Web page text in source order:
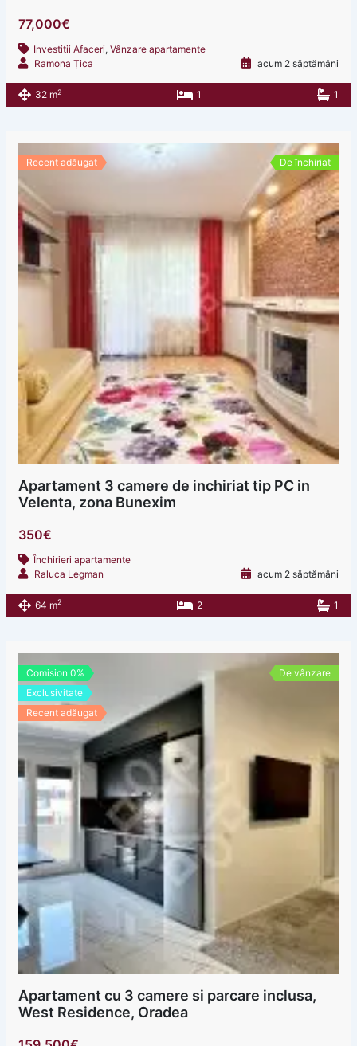
77,000€
Investitii Afaceri, Vânzare apartamente
Ramona Țica
acum 2 săptămâni
32 m2 1 1
Recent adăugat De închiriat
Apartament 3 camere de inchiriat tip PC in
Velenta, zona Bunexim
350€
Închirieri apartamente
Raluca Legman
acum 2 săptămâni
64 m2 2 1
Comision 0%
Exclusivitate
Recent adăugat
De vânzare
Apartament cu 3 camere si parcare inclusa,
West Residence, Oradea